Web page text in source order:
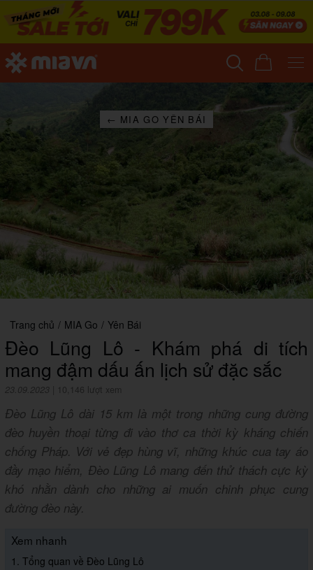
← MIA GO YÊN BÁI
Trang chủ / MIA Go / Yên Bái
Đèo Lũng Lô - Khám phá di tích
mang đậm dấu ấn lịch sử đặc sắc
23.09.2023 10,146 lượt xem
Đèo Lũng Lô dài 15 km là một trong những cung đường
đèo huyền thoại từng đi vào thơ ca thời kỳ kháng chiến
chống Pháp. Với vẻ đẹp hùng vĩ, những khúc cua tay áo
đầy mạo hiểm, Đèo Lũng Lô mang đến thử thách cực kỳ
khó nhằn dành cho những ai muốn chinh phục cung
đường đèo này.
Xem nhanh
1. Tổng quan về Đèo Lũng Lô